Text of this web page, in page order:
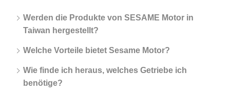
Werden die Produkte von SESAME Motor in
Taiwan hergestellt?
Welche Vorteile bietet Sesame Motor?
Wie finde ich heraus, welches Getriebe ich
benötige?